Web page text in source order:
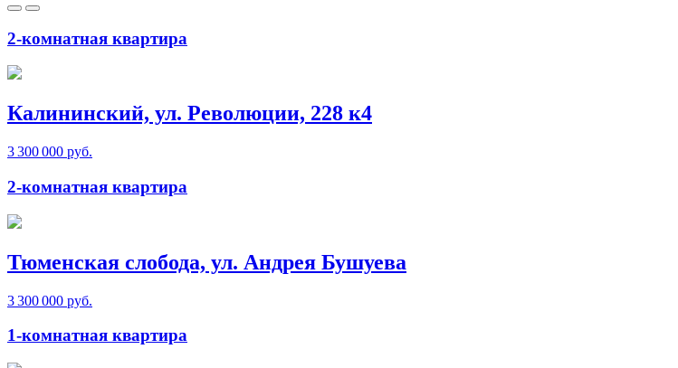
2-комнатная квартира
Калининский, ул. Революции, 228 к4
3 300 000 руб.
2-комнатная квартира
Тюменская слобода, ул. Андрея Бушуева
3 300 000 руб.
1-комнатная квартира